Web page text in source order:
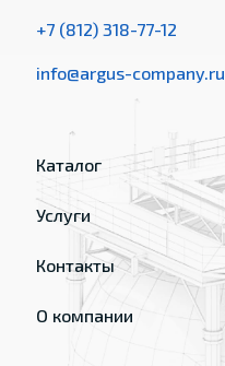
+7 (812) 318-77-12
info@argus-company.ru
Каталог
Услуги
Контакты
О компании